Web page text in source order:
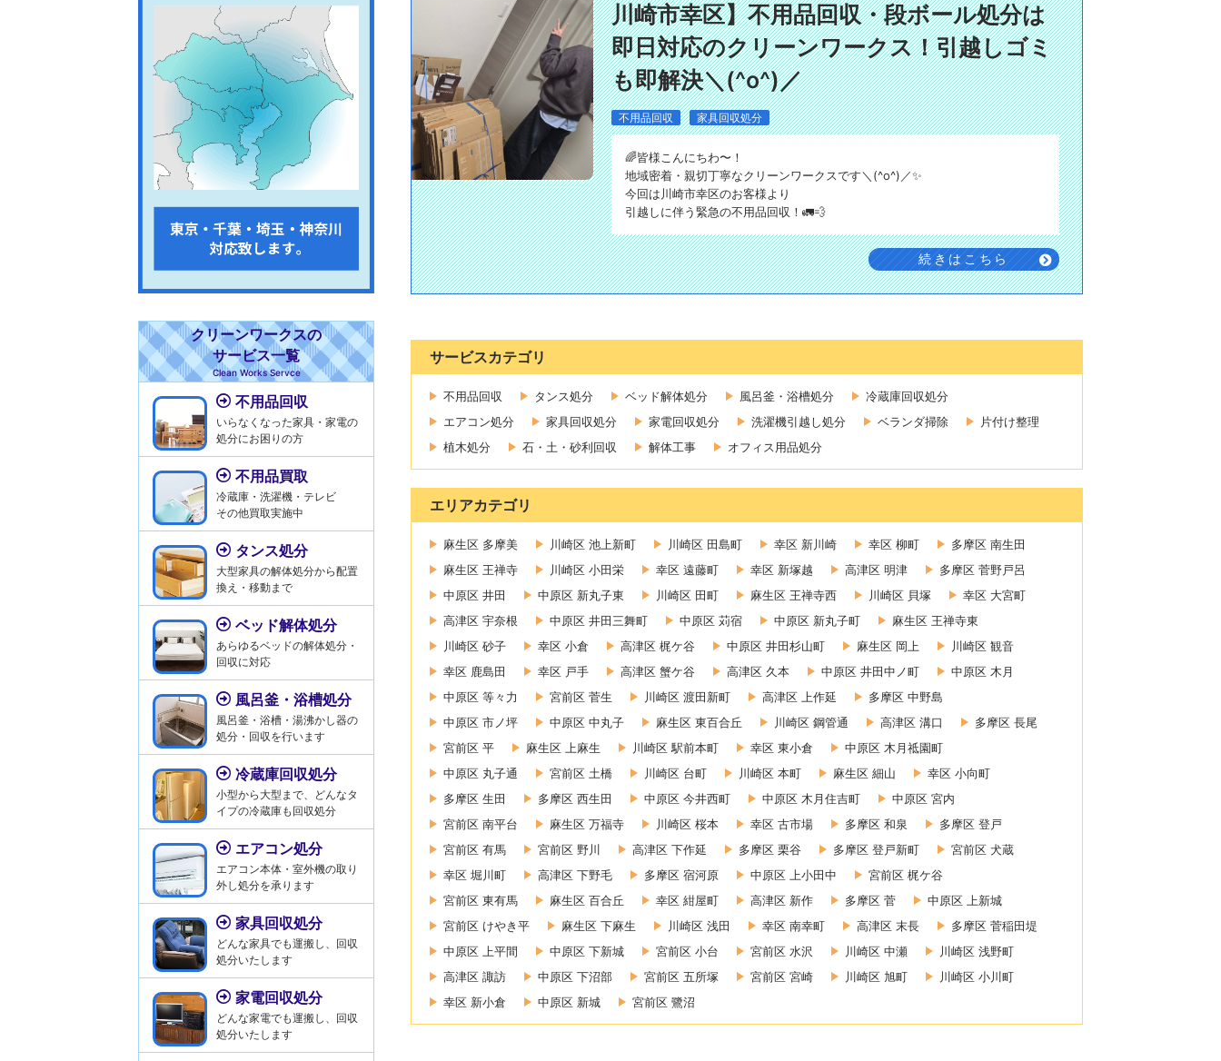
川崎市幸区】不用品回収・段ボール処分は
即日対応のクリーンワークス！引越しゴミ
も即解決＼(^o^)／
不用品回収 家具回収処分
🌈皆様こんにちわ〜！
地域密着・親切丁寧なクリーンワークスです＼(^o^)／✨
今回は川崎市幸区のお客様より
引越しに伴う緊急の不用品回収！🚛💨
続きはこちら
サービスカテゴリ
不用品回収 タンス処分 ベッド解体処分 風呂釜・浴槽処分
冷蔵庫回収処分
エアコン処分
家具回収処分 家電回収処分 洗濯機引越し処分 ベランダ掃除
片付け整理
植木処分
石・土・砂利回収 解体工事 オフィス用品処分
エリアカテゴリ
麻生区 多摩美 川崎区 池上新町 川崎区 田島町 幸区 新川崎 幸区 柳町
多摩区 南生田
麻生区 王禅寺
川崎区 小田栄 幸区 遠藤町 幸区 新塚越 高津区 明津
多摩区 菅野戸呂
中原区 井田
中原区 新丸子東 川崎区 田町 麻生区 王禅寺西 川崎区 貝塚
幸区 大宮町
高津区 宇奈根
中原区 井田三舞町 中原区 苅宿 中原区 新丸子町
麻生区 王禅寺東
川崎区 砂子
幸区 小倉 高津区 梶ケ谷 中原区 井田杉山町 麻生区 岡上
川崎区 観音
幸区 鹿島田
幸区 戸手 高津区 蟹ケ谷 高津区 久本 中原区 井田中ノ町
中原区 木月
中原区 等々力
宮前区 菅生 川崎区 渡田新町 高津区 上作延
多摩区 中野島
中原区 市ノ坪
中原区 中丸子 麻生区 東百合丘 川崎区 鋼管通 高津区 溝口
多摩区 長尾
宮前区 平
麻生区 上麻生 川崎区 駅前本町 幸区 東小倉
中原区 木月祗園町
中原区 丸子通
宮前区 土橋 川崎区 台町 川崎区 本町 麻生区 細山
幸区 小向町
多摩区 生田
多摩区 西生田 中原区 今井西町 中原区 木月住吉町
中原区 宮内
宮前区 南平台
麻生区 万福寺 川崎区 桜本 幸区 古市場 多摩区 和泉
多摩区 登戸
宮前区 有馬
宮前区 野川 高津区 下作延 多摩区 栗谷 多摩区 登戸新町
宮前区 犬蔵
幸区 堀川町
高津区 下野毛 多摩区 宿河原 中原区 上小田中
宮前区 梶ケ谷
宮前区 東有馬
麻生区 百合丘 幸区 紺屋町 高津区 新作 多摩区 菅
中原区 上新城
宮前区 けやき平
麻生区 下麻生 川崎区 浅田 幸区 南幸町 高津区 末長
多摩区 菅稲田堤
中原区 上平間
中原区 下新城 宮前区 小台 宮前区 水沢 川崎区 中瀬
川崎区 浅野町
高津区 諏訪
中原区 下沼部 宮前区 五所塚 宮前区 宮崎 川崎区 旭町
川崎区 小川町
幸区 新小倉
中原区 新城 宮前区 鷺沼
クリーンワークスの
サービス一覧
Clean Works Servce
不用品回収
いらなくなった家具・家電の
処分にお困りの方
不用品買取
冷蔵庫・洗濯機・テレビ
その他買取実施中
タンス処分
大型家具の解体処分から配置
換え・移動まで
ベッド解体処分
あらゆるベッドの解体処分・
回収に対応
風呂釜・浴槽処分
風呂釜・浴槽・湯沸かし器の
処分・回収を行います
冷蔵庫回収処分
小型から大型まで、どんなタ
イプの冷蔵庫も回収処分
エアコン処分
エアコン本体・室外機の取り
外し処分を承ります
家具回収処分
どんな家具でも運搬し、回収
処分いたします
家電回収処分
どんな家電でも運搬し、回収
処分いたします